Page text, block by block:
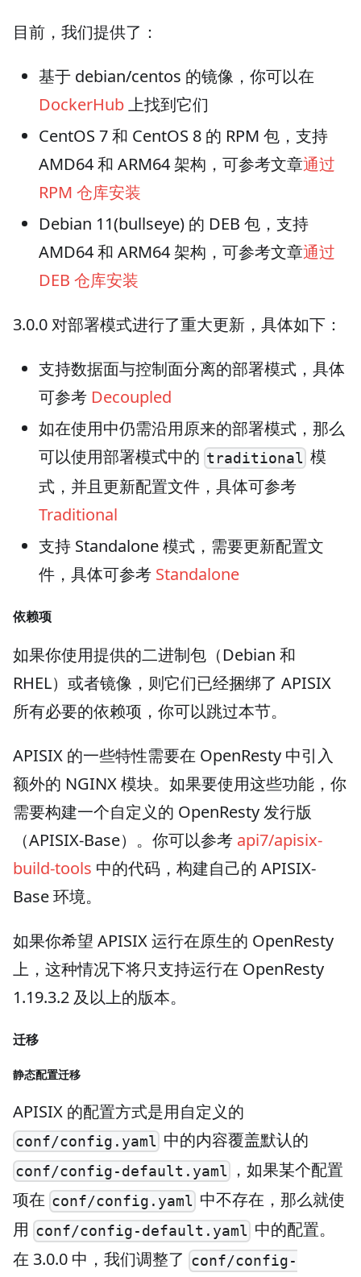
目前，我们提供了：
基于 debian/centos 的镜像，你可以在
DockerHub上找到它们
CentOS 7 和 CentOS 8 的 RPM 包，支持
AMD64 和 ARM64 架构，可参考文章通过
RPM 仓库安装
Debian 11(bullseye) 的 DEB 包，支持
AMD64 和 ARM64 架构，可参考文章通过
DEB 仓库安装
3.0.0 对部署模式进行了重大更新，具体如下：
支持数据面与控制面分离的部署模式，具体
可参考 Decoupled
如在使用中仍需沿用原来的部署模式，那么
可以使用部署模式中的 traditional 模
式，并且更新配置文件，具体可参考
Traditional
支持 Standalone 模式，需要更新配置文
件，具体可参考 Standalone
依赖项
如果你使用提供的二进制包（Debian 和
RHEL）或者镜像，则它们已经捆绑了 APISIX
所有必要的依赖项，你可以跳过本节。
APISIX 的一些特性需要在 OpenResty 中引入
额外的 NGINX 模块。如果要使用这些功能，你
需要构建一个自定义的 OpenResty 发行版
（APISIX-Base）。你可以参考 api7/apisix-
build-tools 中的代码，构建自己的 APISIX-
Base 环境。
如果你希望 APISIX 运行在原生的 OpenResty
上，这种情况下将只支持运行在 OpenResty
1.19.3.2 及以上的版本。
迁移
静态配置迁移
APISIX 的配置方式是用自定义的
conf/config.yaml 中的内容覆盖默认的
conf/config-default.yaml
，如果某个配置
项在 conf/config.yaml 中不存在，那么就使
用 conf/config-default.yaml 中的配置。
在 3.0.0 中，我们调整了 conf/config-